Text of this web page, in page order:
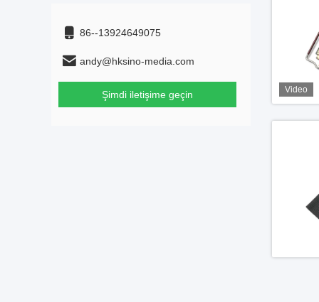
86--13924649075
andy@hksino-media.com
Şimdi iletişime geçin Video